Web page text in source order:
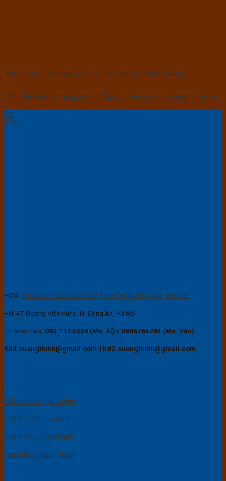
Nhà cung cấp màng co túi cắt sẵn tại Bình Dương
Như thế nào là màng co túi Màng co túi là loại màng co được...
22
Th2
HCM: 237/29/11 Lê Văn Khương, P. Hiệp Thành, Q12, TP.HCM
HN: 47 Đường Việt Hùng, H. Đông An, Hà Nội
Hotline/Zalo: 093 117 5359 (Ms. Ái) || 0906764284 (Ms. Vân)
Kd4.cuongthinh@gmail.com || Kd2.cuongthinh@gmail.com
Chính sách giao hàng
Chính sách bảo mật
Chính sách bảo hành
Hình thức thanh toán